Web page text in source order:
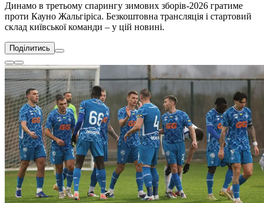
Динамо в третьому спарингу зимових зборів-2026 гратиме
проти Кауно Жальгіріса. Безкоштовна трансляція і стартовий
склад київської команди – у цій новині.
Поділитись